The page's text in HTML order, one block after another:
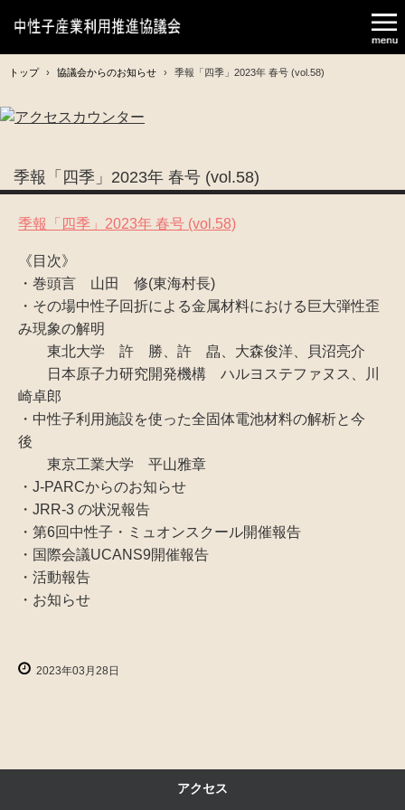
トップ › 協議会からのお知らせ › 季報「四季」2023年 春号 (vol.58)
季報「四季」2023年 春号 (vol.58)
季報「四季」2023年 春号 (vol.58)
《目次》
・巻頭言 山田 修(東海村長)
・その場中性子回折による金属材料における巨大弾性歪
み現象の解明
東北大学 許 勝、許 皛、大森俊洋、貝沼亮介
日本原子力研究開発機構 ハルヨステファヌス、川
崎卓郎
・中性子利用施設を使った全固体電池材料の解析と今
後
東京工業大学 平山雅章
・J-PARCからのお知らせ
・JRR-3 の状況報告
・第6回中性子・ミュオンスクール開催報告
・国際会議UCANS9開催報告
・活動報告
・お知らせ
2023年03月28日
アクセス